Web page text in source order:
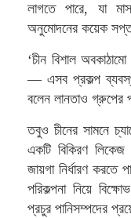
লাগতে পারে, যা
অনুমোদনের কয়েক
‘চীন বিশাল
— এসব প্রকল্প
বলেন লানতাও গ্রুপের
তবুও চীনের সামনে
একটি বিকিরণ
জায়গা নির্ধারণ করতে
পরিকল্পনা নিয়ে
প্রচুর পানিসম্পদের